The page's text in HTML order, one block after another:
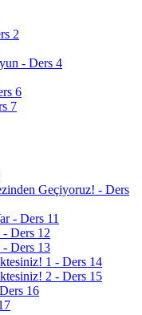
2
- Ders 4
6
7
Geçiyoruz! - Ders
- Ders 11
Ders 12
Ders 13
1 - Ders 14
2 - Ders 15
16